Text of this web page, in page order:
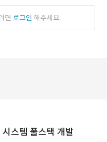
면 로그인 해주세요.
스템 풀스택 개발